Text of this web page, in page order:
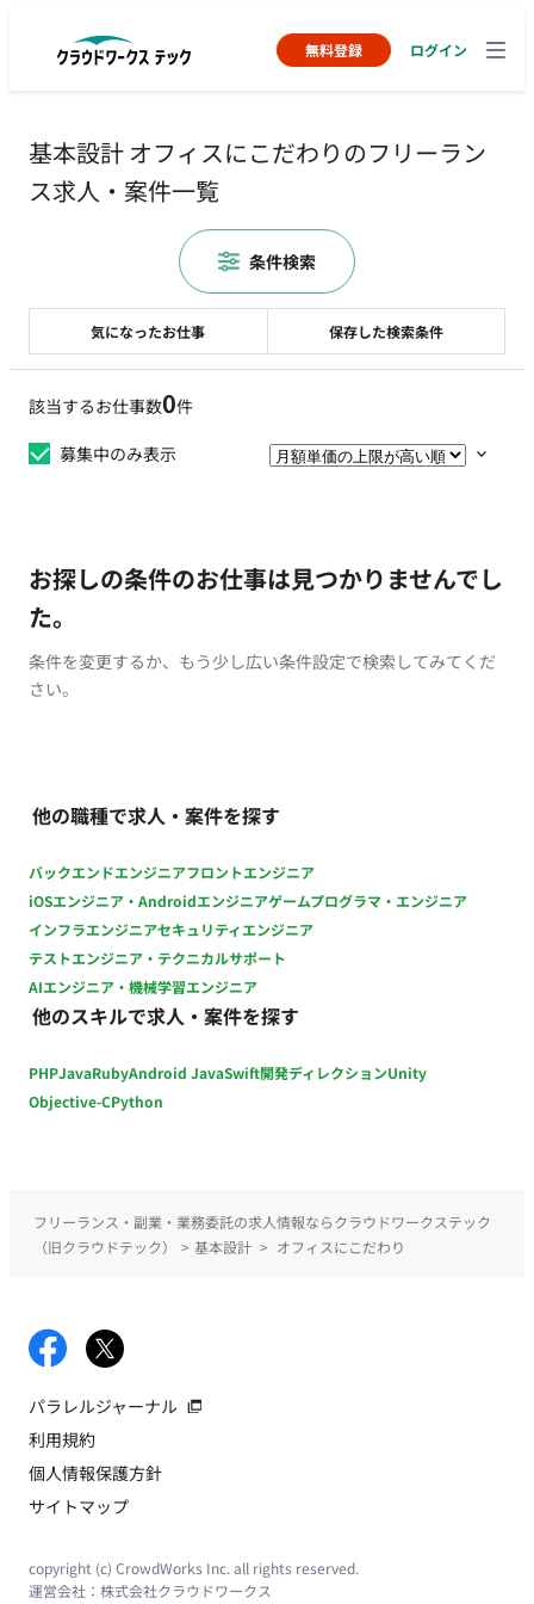
無料登録 ログイン
基本設計 オフィスにこだわりのフリーラン
ス求人・案件一覧
該当するお仕事数0件
募集中のみ表示
お探しの条件のお仕事は見つかりませんでし
た。
条件を変更するか、もう少し広い条件設定で検索してみてくだ
さい。
他の職種で求人・案件を探す
バックエンドエンジニアフロントエンジニア
iOSエンジニア・Androidエンジニアゲームプログラマ・エンジニア
インフラエンジニアセキュリティエンジニア
テストエンジニア・テクニカルサポート
AIエンジニア・機械学習エンジニア
他のスキルで求人・案件を探す
PHPJavaRubyAndroid JavaSwift開発ディレクションUnity
Objective-CPython
気になったお仕事 保存した検索条件
条件検索
フリーランス・副業・業務委託の求人情報ならクラウドワークステック
（旧クラウドテック）
> 基本設計 > オフィスにこだわり
パラレルジャーナル
利用規約
個人情報保護方針
サイトマップ
copyright (c) CrowdWorks Inc. all rights reserved.
運営会社： 株式会社クラウドワークス